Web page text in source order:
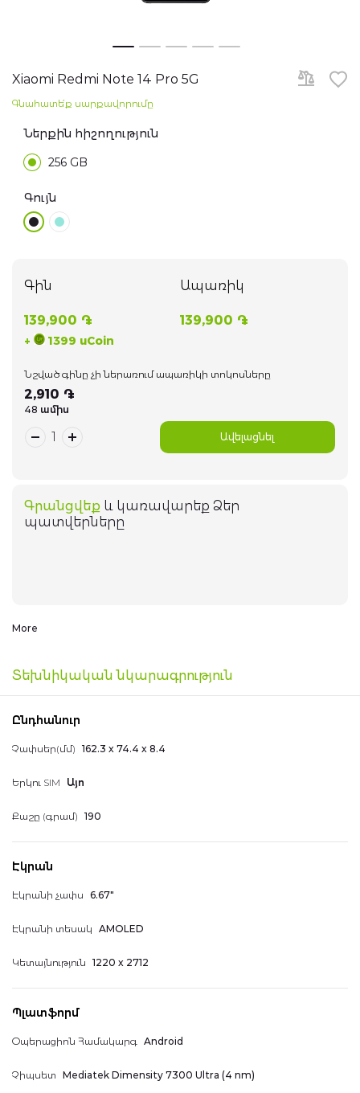
Նոթբուքներ
Խելացի ժամացույցներ
Ականջակալներ
WiFi ռոուտերներ
Գաջեթներ
էլ. Տրանսպորտ
Խելացի տուն սարքեր
044 400 400
Xiaomi Redmi Note 14 Pro 5G
Գրանցվեք և կառավարեք Ձեր
պատվերները
Գին
139,900 ֏
+ 1399 uCoin
Ապառիկ
139,900 ֏
Նշված գինը չի ներառում ապառիկի տոկոսները
2,910 ֏
48 ամիս
Ավելացնել
Գնահատե՛ք սարքավորումը
Ներքին հիշողություն
256 GB
Գույն
More
the
beginning
the
gallery
Տեխնիկական նկարագրություն
Ընդհանուր
Չափսեր(մմ) 162.3 x 74.4 x 8.4
Երկու SIM Այո
Քաշը (գրամ) 190
Էկրան
Էկրանի չափս 6.67"
Էկրանի տեսակ AMOLED
Կետայնություն 1220 x 2712
Պլատֆորմ
Օպերացիոն Համակարգ Android
Չիպսետ Mediatek Dimensity 7300 Ultra (4 nm)
Իմ հաշիվը
Իմ պատվերները
Հավանածներ